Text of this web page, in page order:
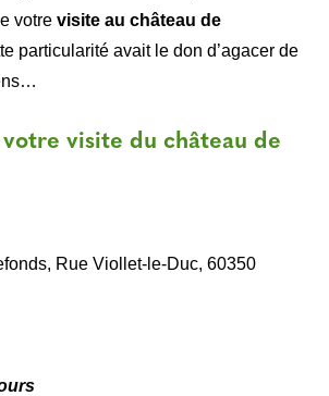
votre visite au château de
particularité avait le don d’agacer de
votre visite du château de
Rue Viollet-le-Duc, 60350